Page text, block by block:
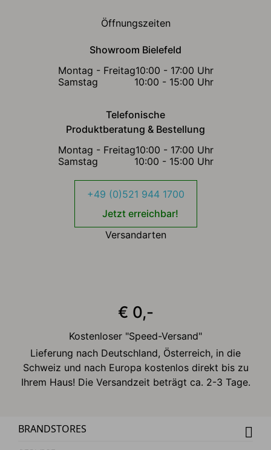
Öffnungszeiten
Showroom Bielefeld
Montag - Freitag10:00 - 17:00 Uhr
Samstag
10:00 - 15:00 Uhr
Telefonische
Produktberatung & Bestellung
Montag - Freitag10:00 - 17:00 Uhr
Samstag
10:00 - 15:00 Uhr
+49 (0)521 944 1700
Jetzt erreichbar!
Versandarten
€ 0,-
Kostenloser "Speed-Versand"
Lieferung nach Deutschland, Österreich, in die
Schweiz und nach Europa kostenlos direkt bis zu
Ihrem Haus! Die Versandzeit beträgt ca. 2-3 Tage.
BRANDSTORES